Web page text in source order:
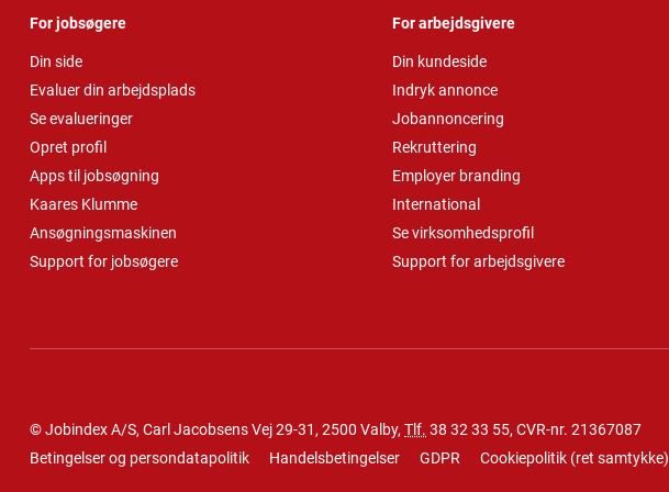
For jobsøgere
Din side
Evaluer din arbejdsplads
Se evalueringer
Opret profil
Apps til jobsøgning
Kaares Klumme
Ansøgningsmaskinen
Support for jobsøgere
For arbejdsgivere
Din kundeside
Indryk annonce
Jobannoncering
Rekruttering
Employer branding
International
Se virksomhedsprofil
Support for arbejdsgivere
© Jobindex A/S, Carl Jacobsens Vej 29-31, 2500 Valby, Tlf. 38 32 33 55, CVR-nr. 21367087
Betingelser og persondatapolitik
Handelsbetingelser GDPR Cookiepolitik (ret samtykke)